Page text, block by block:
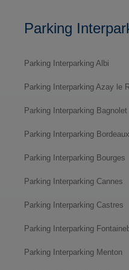
Parking
Parking Interparking Albi
Parking Interparking Azay le
Parking Interparking Bagnolet
Parking Interparking Bordeaux
Parking Interparking Bourges
Parking Interparking Cannes
Parking Interparking Castres
Parking Interparking
Parking Interparking Menton